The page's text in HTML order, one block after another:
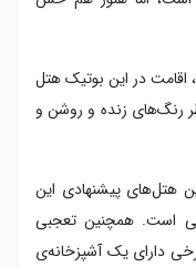
اقامت در این بوتیک هتل
رنگ‌های زنده و روشن و
هتل‌های پیشنهادی این
است. همچنین تعجبی
دارای یک آشپزخانه‌ی